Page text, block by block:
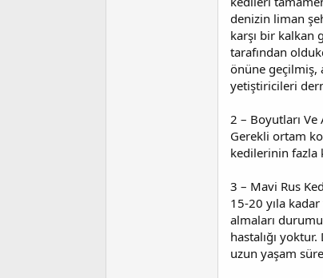
denizin liman
karşı bir kalkan
tarafından
önüne geçilmiş,
yetiştiricileri
2 – Boyutları Ve
Gerekli ortam
kedilerinin fazla
3 – Mavi Rus
15-20 yıla
almaları
hastalığı
uzun yaşam